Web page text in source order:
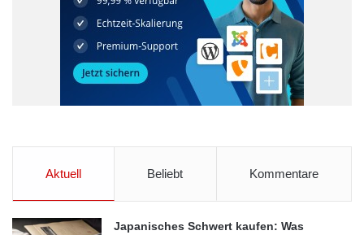
Prepaid-Kreditkarten Testsieger
Aktuell Beliebt Kommentare
Japanisches Schwert kaufen: Was